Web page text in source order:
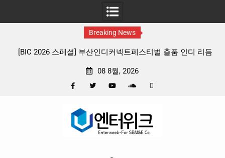
Breaking News
벌 출품 인디 리듬
판타지 케이팝 애니메이션 ‘고스트밴드’ 8월
08 8월, 2026
Google